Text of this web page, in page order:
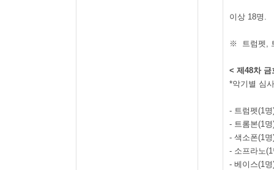
이상 18명 .
※ 트럼펫 ,
< 제 48차 금
*악기별 심
- 트럼펫(1명
- 트롬본(1명
- 색소폰(1명
- 소프라노(1
- 베이스(1명